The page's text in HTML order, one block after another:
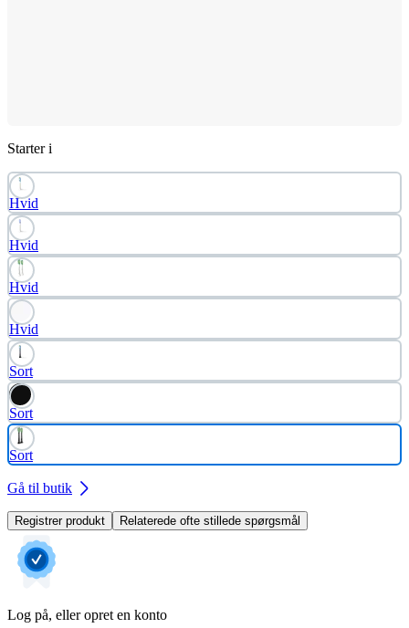
Starter i
Hvid
Hvid
Hvid
Hvid
Sort
Sort
Sort
Gå til butik
Registrer produkt Relaterede ofte stillede spørgsmål
Log på, eller opret en konto